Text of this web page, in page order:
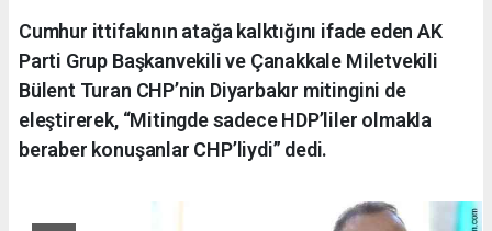
Cumhur ittifakının atağa kalktığını ifade eden AK
Parti Grup Başkanvekili ve Çanakkale Miletvekili
Bülent Turan CHP’nin Diyarbakır mitingini de
eleştirerek, “Mitingde sadece HDP’liler olmakla
beraber konuşanlar CHP’liydi” dedi.